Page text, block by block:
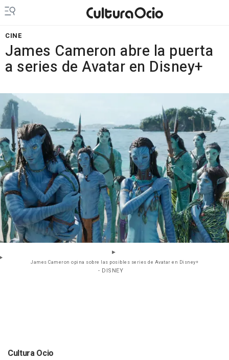
CINE
James Cameron abre la puerta
a series de Avatar en Disney+
James Cameron opina sobre las posibles series de Avatar en Disney+
- DISNEY
Cultura Ocio